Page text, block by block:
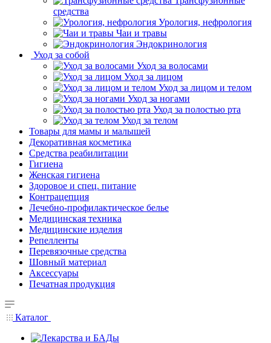
средства
Урология, нефрология
Чаи и травы
Эндокринология
Уход за собой
Уход за волосами
Уход за лицом
Уход за лицом и телом
Уход за ногами
Уход за полостью рта
Уход за телом
Товары для мамы и малышей
Декоративная косметика
Средства реабилитации
Гигиена
Женская гигиена
Здоровое и спец. питание
Контрацепция
Лечебно-профилактическое белье
Медицинская техника
Медицинские изделия
Репелленты
Перевязочные средства
Шовный материал
Аксессуары
Печатная продукция
Каталог